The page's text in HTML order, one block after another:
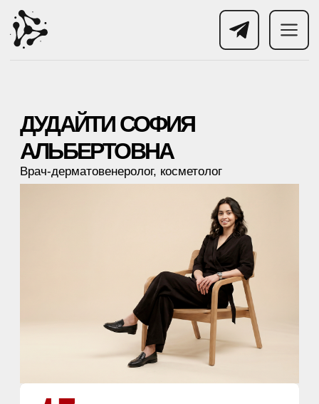
АЛЬБЕРТОВНА
Врач-дерматовенеролог, косметолог
Для меня косметология — это сочетание
медицины и стратегического подхода. Я
выстраиваю лечение поэтапно, чтобы
результат был стабильным и
естественным. Высокотехнологичное
оборудование помогает достигать